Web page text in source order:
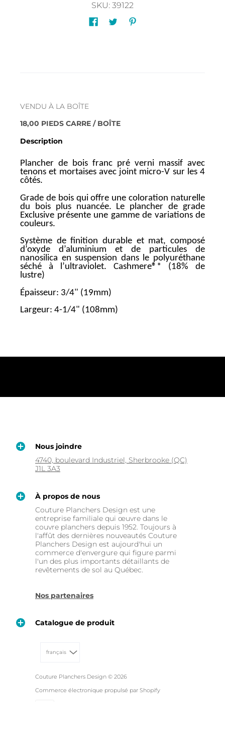
SKU: 39122
VENDU À LA BOÎTE
18,00 PIEDS CARRE / BOÎTE
Description
Plancher de bois franc pré verni massif avec
tenons et mortaises avec joint micro-V sur les 4
côtés.
Grade de bois qui offre une coloration naturelle
du bois plus nuancée. Le plancher de grade
Exclusive présente une gamme de variations de
couleurs.
Système de finition durable et mat, composé
d’oxyde d’aluminium et de particules de
nanosilica en suspension dans le polyuréthane
séché à l’ultraviolet. Cashmere®* (18% de
lustre)
Épaisseur: 3/4" (19mm)
Largeur: 4-1/4" (108mm)
Nous joindre
4740, boulevard Industriel, Sherbrooke (QC)
J1L 3A3
À propos de nous
Couture Planchers Design est une
entreprise familiale qui œuvre dans le
couvre planchers depuis 1952. Toujours à
l'affût des dernières nouveautés Couture
Planchers Design est aujourd'hui un
commerce d'envergure qui figure parmi
l'un des plus importants détaillants de
revêtements de sol au Québec.
Nos partenaires
Catalogue de produit
français
Couture Planchers Design © 2026
Commerce électronique propulsé par Shopify